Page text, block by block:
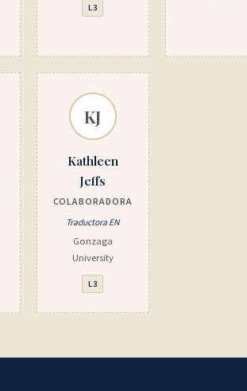
L3
KJ
Kathleen
Jeffs
COLABORADORA
Traductora EN
Gonzaga
University
L3